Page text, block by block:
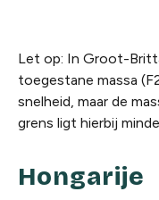
Let op: In Groot-
toegestane massa
snelheid, maar de
grens ligt hierbij
Hongarije